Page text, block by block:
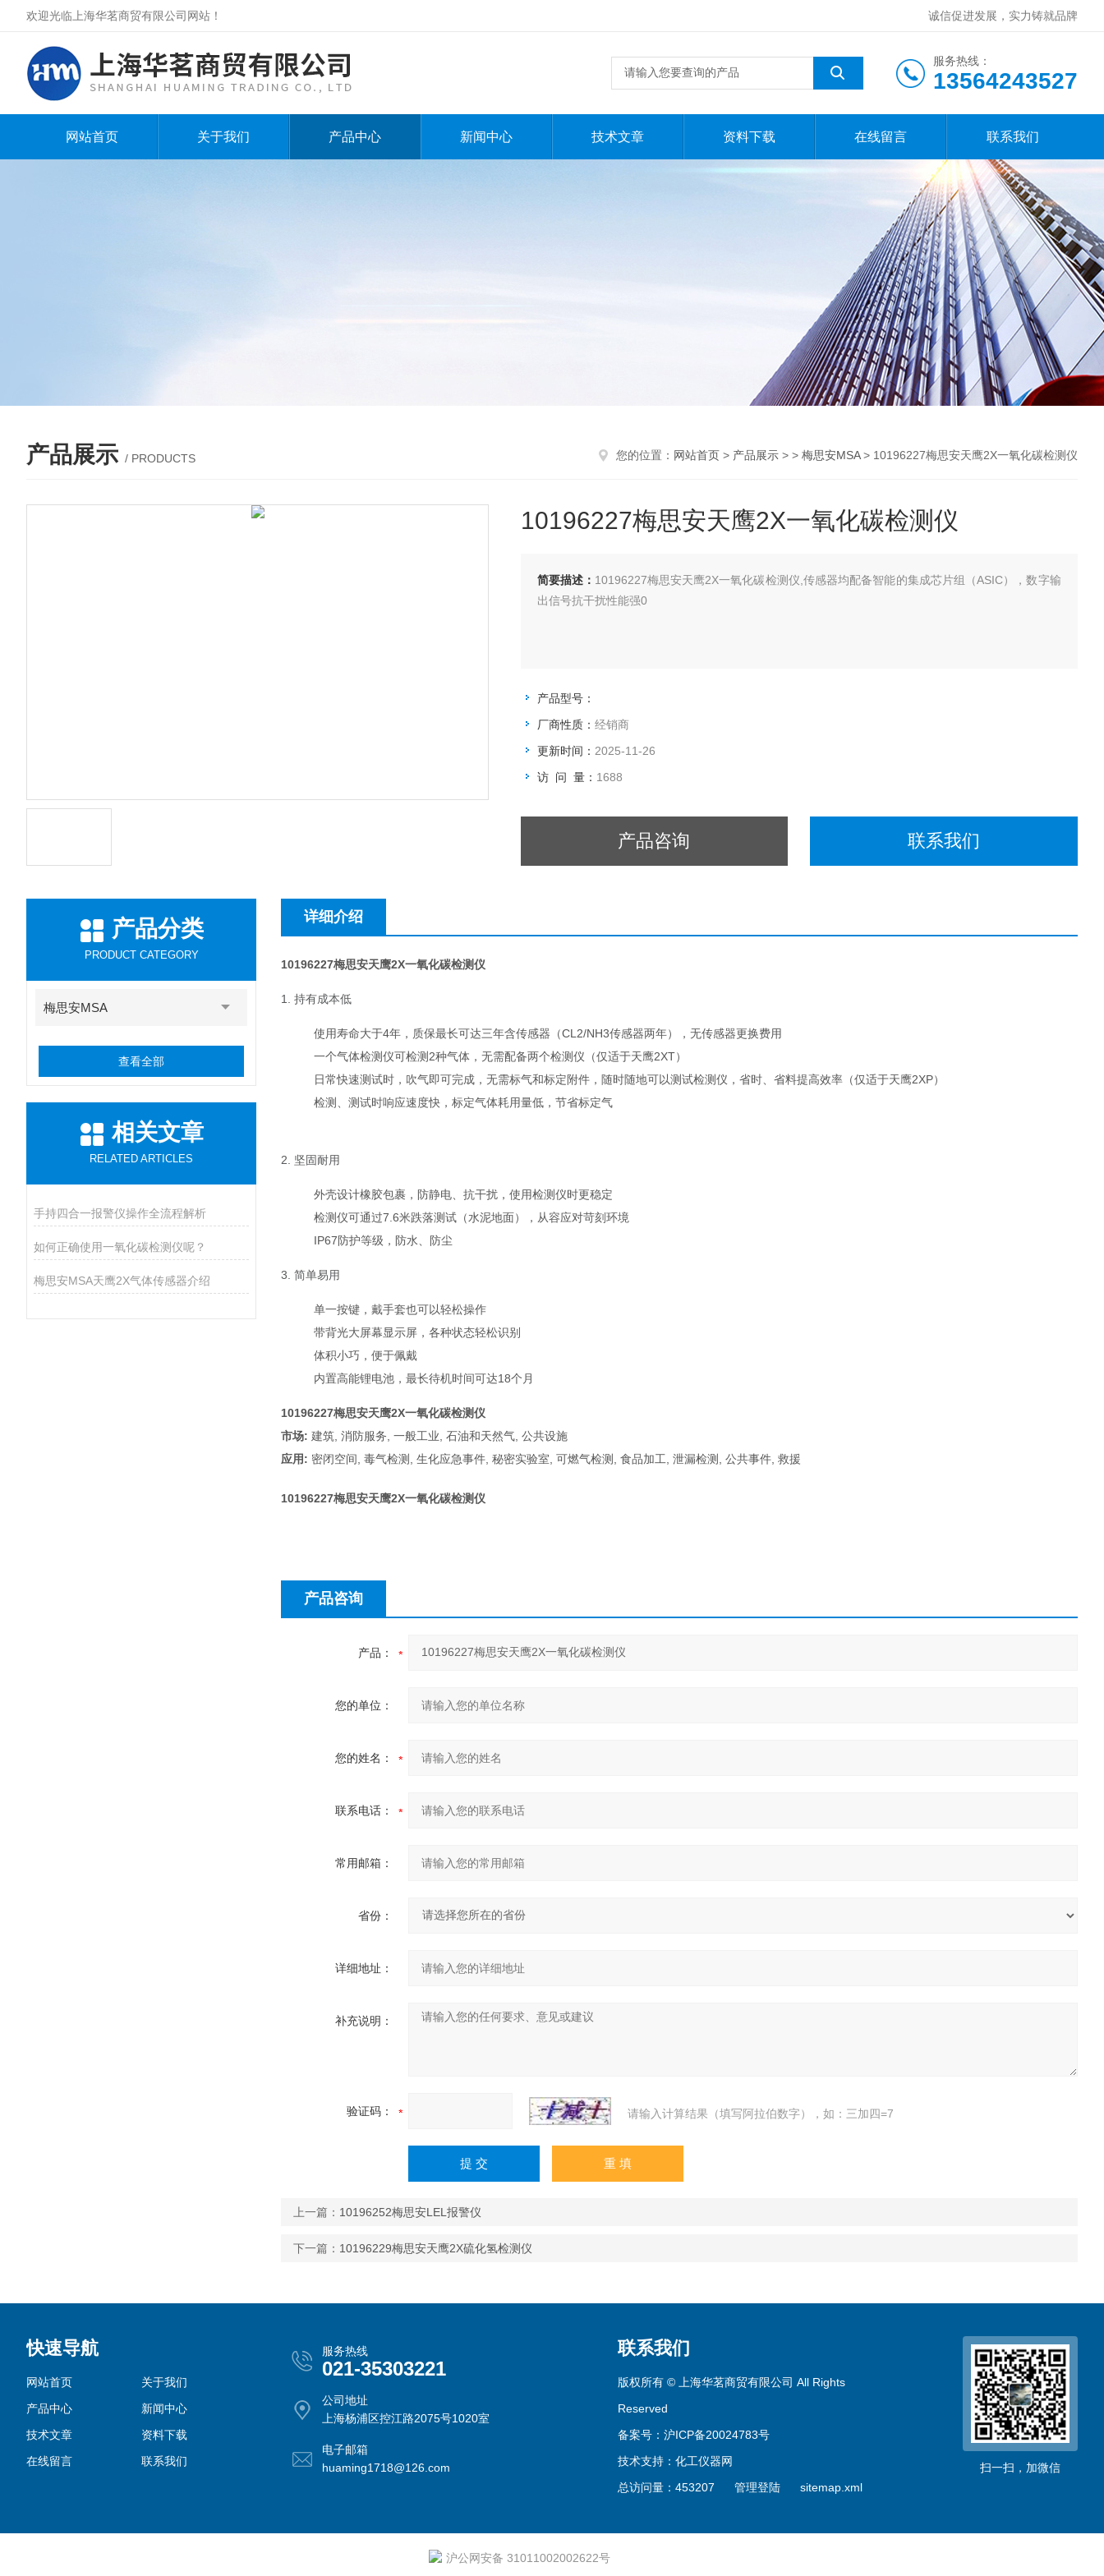
欢迎光临上海华茗商贸有限公司网站！ 诚信促进发展，实力铸就品牌
服务热线：
13564243527
网站首页 关于我们 产品中心 新闻中心 技术文章 资料下载 在线留言 联系我们
产品展示 / PRODUCTS 您的位置： 网站首页 > 产品展示 > > 梅思安MSA> 10196227梅思安天鹰2X一氧化碳检测仪
10196227梅思安天鹰2X一氧化碳检测仪
简要描述： 10196227梅思安天鹰2X一氧化碳检测仪,传感器均配备智能的集成芯片组（ASIC），数字输
出信号抗干扰性能强0
产品型号：
厂商性质： 经销商
更新时间： 2025-11-26
访 问 量： 1688
产品咨询 联系我们
产品分类
PRODUCT CATEGORY
梅思安MSA
查看全部
相关文章
RELATED ARTICLES
手持四合一报警仪操作全流程解析
如何正确使用一氧化碳检测仪呢？
梅思安MSA天鹰2X气体传感器介绍
详细介绍
10196227梅思安天鹰2X一氧化碳检测仪
1. 持有成本低
使用寿命大于4年，质保最长可达三年含传感器（CL2/NH3传感器两年），无传感器更换费用
一个气体检测仪可检测2种气体，无需配备两个检测仪（仅适于天鹰2XT）
日常快速测试时，吹气即可完成，无需标气和标定附件，随时随地可以测试检测仪，省时、省料提高效率（仅适于天鹰2XP）
检测、测试时响应速度快，标定气体耗用量低，节省标定气
2. 坚固耐用
外壳设计橡胶包裹，防静电、抗干扰，使用检测仪时更稳定
检测仪可通过7.6米跌落测试（水泥地面），从容应对苛刻环境
IP67防护等级，防水、防尘
3. 简单易用
单一按键，戴手套也可以轻松操作
带背光大屏幕显示屏，各种状态轻松识别
体积小巧，便于佩戴
内置高能锂电池，最长待机时间可达18个月
10196227梅思安天鹰2X一氧化碳检测仪
市场: 建筑, 消防服务, 一般工业, 石油和天然气, 公共设施
应用: 密闭空间, 毒气检测, 生化应急事件, 秘密实验室, 可燃气检测, 食品加工, 泄漏检测, 公共事件, 救援
10196227梅思安天鹰2X一氧化碳检测仪
产品咨询
产品：
您的单位：
您的姓名：
联系电话：
常用邮箱：
省份：
详细地址：
补充说明：
验证码： 请输入计算结果（填写阿拉伯数字），如：三加四=7
上一篇： 10196252梅思安LEL报警仪
下一篇： 10196229梅思安天鹰2X硫化氢检测仪
快速导航
网站首页
关于我们
产品中心
新闻中心
技术文章
资料下载
在线留言
联系我们
服务热线
021-35303221
公司地址
上海杨浦区控江路2075号1020室
电子邮箱
huaming1718@126.com
联系我们
版权所有 © 上海华茗商贸有限公司 All Rights
Reserved
备案号：沪ICP备20024783号
技术支持： 化工仪器网
总访问量：453207 管理登陆 sitemap.xml
扫一扫，加微信
沪公网安备 31011002002622号